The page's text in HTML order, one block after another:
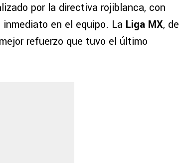
por la directiva rojiblanca, con
en el equipo. La Liga MX, de
refuerzo que tuvo el último